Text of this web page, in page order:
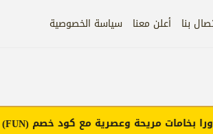
بنا أعلن معنا سياسة الخصوصية
مريحة وعصرية مع كود خصم (FUN)اضغط